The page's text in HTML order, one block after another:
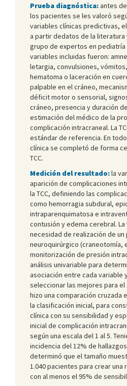
Prueba diagnóstica:antes
los pacientes se les valoró
variables clínicas predictivas,
a partir dedatos de la literatura
grupo de expertos en pediatría
variables incluidas fueron:
letargia, convulsiones,
hematoma o laceración en
palpable en el cráneo,
déficit motor o sensorial,
cráneo, presencia y duración
estimación del médico de la
complicación intracraneal. La
estándar de referencia. En
clínica se completó de forma
TCC.
Medición del resultado:la
aparición de complicaciones
la TCC, definiendo las
como hemorragia subdural,
intraparenquimatosa e
contusión y edema cerebral.
necesidad de realización de
neuroquirúrgico (craneotomía,
monitorización de presión
análisis univariable para
asociación entre cada variable
seleccionar las mejores para el
hizo una comparación cruzada
la clasificación inicial, para
clínica con su sensibilidad y
inicial de complicación
según una escala del 1 al 5.
incidencia del 12% de
determinó que el tamaño
1.040 pacientes para crear una
con al menos el 95% de